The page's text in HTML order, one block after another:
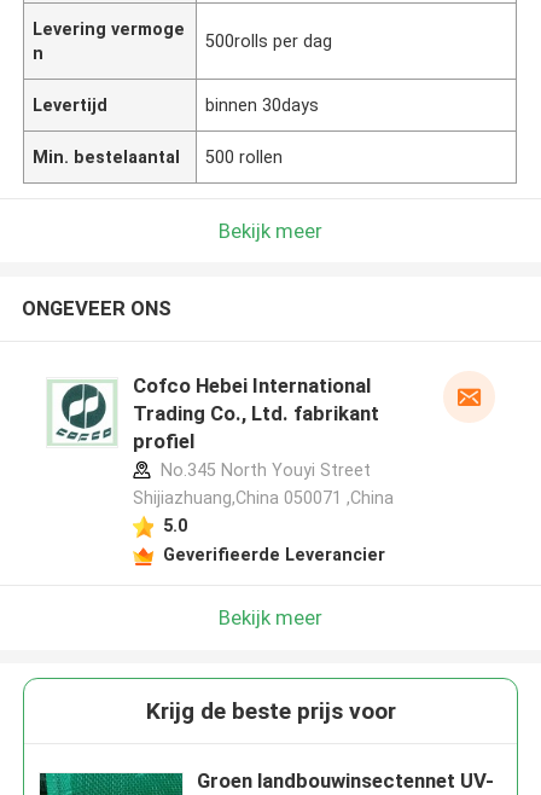
Levering vermoge
n
500rolls per dag
Levertijd binnen 30days
Min. bestelaantal 500 rollen
Bekijk meer
ONGEVEER ONS
Cofco Hebei International
Trading Co., Ltd. fabrikant
profiel
No.345 North Youyi Street
Shijiazhuang,China 050071 ,China
5.0
Geverifieerde Leverancier
Bekijk meer
Krijg de beste prijs voor
Groen landbouwinsectennet UV-